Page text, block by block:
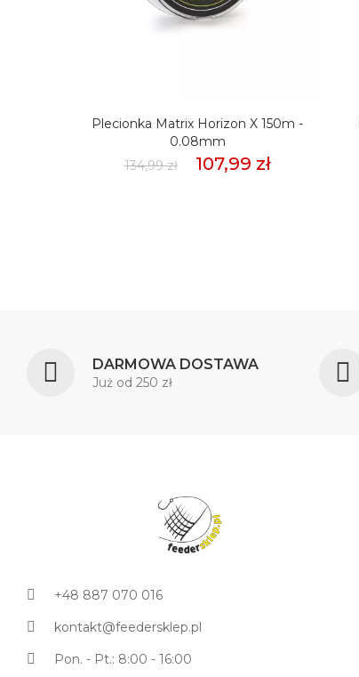
Plecionka Matrix Horizon X 150m -
0.08mm
134,99 zł
107,99 zł
DARMOWA DOSTAWA
Już od 250 zł
+48 887 070 016
kontakt@feedersklep.pl
Pon. - Pt.: 8:00 - 16:00